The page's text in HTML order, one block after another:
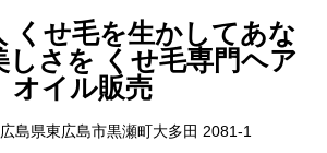
くせ毛を生かしてあな
しさを くせ毛専門ヘア
オイル販売
島県東広島市黒瀬町大多田 2081-1